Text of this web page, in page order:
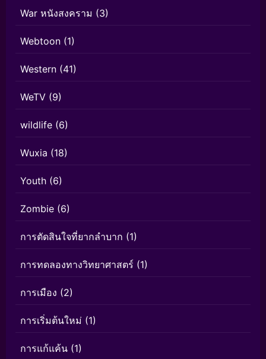
War หนังสงคราม (3)
Webtoon (1)
Western (41)
WeTV (9)
wildlife (6)
Wuxia (18)
Youth (6)
Zombie (6)
การตัดสินใจที่ยากลำบาก (1)
การทดลองทางวิทยาศาสตร์ (1)
การเมือง (2)
การเริ่มต้นใหม่ (1)
การแก้แค้น (1)